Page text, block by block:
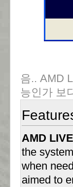
음.. AMD
능인가 보
AMD
the
when
aimed to